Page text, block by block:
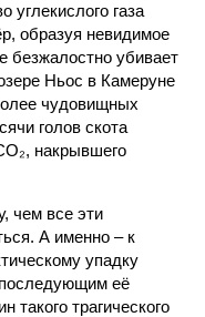
углекислого газа
образуя невидимое
безжалостно убивает
Ньос в Камеруне
чудовищных
голов скота
накрывшего
чем все эти
А именно – к
упадку
последующим её
трагического